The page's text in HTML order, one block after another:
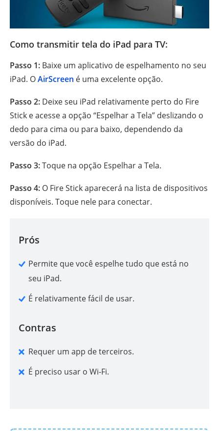
Como transmitir tela do iPad para TV:
Passo 1: Baixe um aplicativo de espelhamento no seu
iPad. OAirScreen é uma excelente opção.
Passo 2: Deixe seu iPad relativamente perto do Fire
Stick e acesse a opção “Espelhar a Tela” deslizando o
dedo para cima ou para baixo, dependendo da
versão do iPad.
Passo 3:Toque na opção Espelhar a Tela.
Passo 4: O Fire Stick aparecerá na lista de dispositivos
disponíveis. Toque nele para conectar.
Prós
Permite que você espelhe tudo que está no
seu iPad.
É relativamente fácil de usar.
Contras
Requer um app de terceiros.
É preciso usar o Wi-Fi.